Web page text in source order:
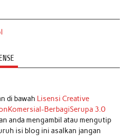
di bawah Lisensi Creative
BerbagiSerupa 3.0
anda mengambil atau mengutip
isi blog ini asalkan jangan